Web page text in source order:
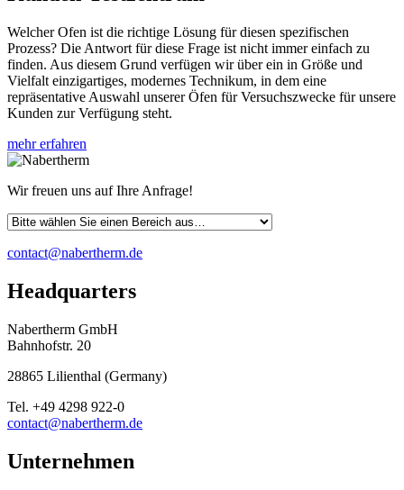
Welcher Ofen ist die richtige Lösung für diesen spezifischen
Prozess? Die Antwort für diese Frage ist nicht immer einfach zu
finden. Aus diesem Grund verfügen wir über ein in Größe und
Vielfalt einzigartiges, modernes Technikum, in dem eine
repräsentative Auswahl unserer Öfen für Versuchszwecke für unsere
Kunden zur Verfügung steht.
mehr erfahren
Wir freuen uns auf Ihre Anfrage!
contact@nabertherm.de
Headquarters
Nabertherm GmbH
Bahnhofstr. 20
28865 Lilienthal (Germany)
Tel. +49 4298 922-0
contact@nabertherm.de
Unternehmen